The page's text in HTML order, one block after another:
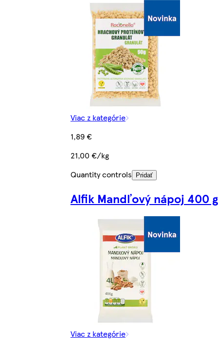
Viac z kategórie
1,89 €
21,00 €/kg
Quantity controls
Pridať
Alfik Mandľový nápoj 400 g
Viac z kategórie